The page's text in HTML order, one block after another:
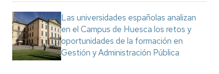
Las universidades españolas analizan
en el Campus de Huesca los retos y
oportunidades de la formación en
Gestión y Administración Pública